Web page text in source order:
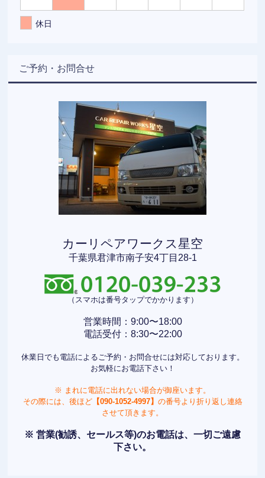
休日
ご予約・お問合せ
カーリペアワークス星空
千葉県君津市南子安4丁目28-1
（スマホは番号タップでかかります）
営業時間：9:00〜18:00
電話受付：8:30〜22:00
休業日でも電話によるご予約・お問合せには対応しております。
お気軽にお電話下さい！
※ まれに電話に出れない場合が御座います。
その際には、後ほど【090-1052-4997】 の番号より折り返し連絡
させて頂きます。
※ 営業(勧誘、セールス等)のお電話は、一切ご遠慮
下さい。